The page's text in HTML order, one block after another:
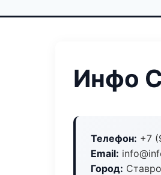
Инфо
Телефон: +7
Email:
Город: